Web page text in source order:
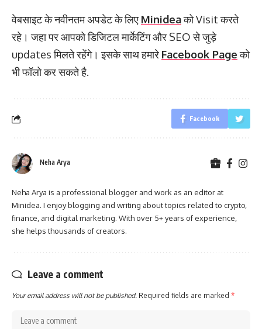
वेबसाइट के नवीनतम अपडेट के लिए Minideaको Visit करते
रहे। जहा पर आपको डिजिटल मार्केटिंग और SEO से जुड़े
updates मिलते रहेंगे। इसके साथ हमारे Facebook Pageको
भी फॉलो कर सकते है.
Facebook
Neha Arya
Neha Arya is a professional blogger and work as an editor at
Minidea. I enjoy blogging and writing about topics related to crypto,
finance, and digital marketing. With over 5+ years of experience,
she helps thousands of creators.
Leave a comment
Your email address will not be published. Required fields are marked *